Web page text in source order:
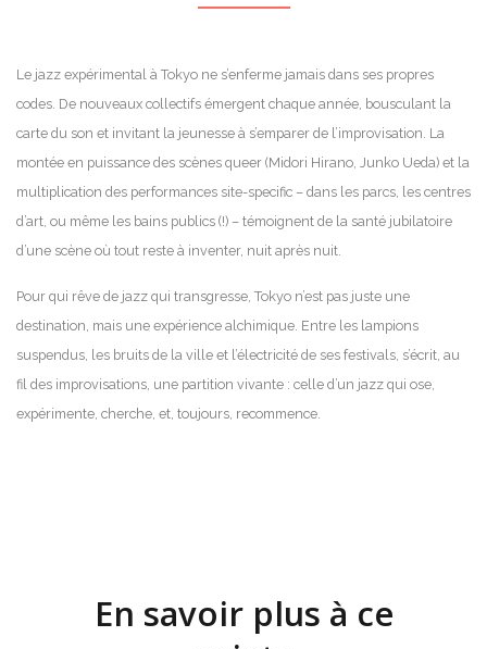
Le jazz expérimental à Tokyo ne s’enferme jamais dans ses propres
codes. De nouveaux collectifs émergent chaque année, bousculant la
carte du son et invitant la jeunesse à s’emparer de l’improvisation. La
montée en puissance des scènes queer (Midori Hirano, Junko Ueda) et la
multiplication des performances site-specific – dans les parcs, les centres
d’art, ou même les bains publics (!) – témoignent de la santé jubilatoire
d’une scène où tout reste à inventer, nuit après nuit.
Pour qui rêve de jazz qui transgresse, Tokyo n’est pas juste une
destination, mais une expérience alchimique. Entre les lampions
suspendus, les bruits de la ville et l’électricité de ses festivals, s’écrit, au
fil des improvisations, une partition vivante : celle d’un jazz qui ose,
expérimente, cherche, et, toujours, recommence.
En savoir plus à ce